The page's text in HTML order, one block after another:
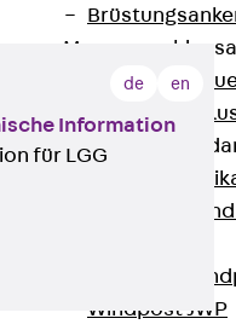
Zurück
Attika-
Windpost JWP
de en
Information
für LGG